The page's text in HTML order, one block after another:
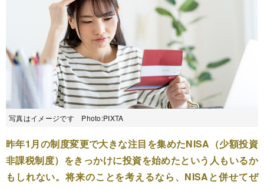
写真はイメージです Photo:PIXTA
昨年1月の制度変更で大きな注目を集めたNISA（少額投資
非課税制度）をきっかけに投資を始めたという人もいるか
もしれない。将来のことを考えるなら、NISAと併せてぜ